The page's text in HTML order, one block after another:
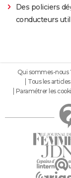
Des policiers
conducteurs
Qui sommes-nous
Tous les articles
Paramétrer les